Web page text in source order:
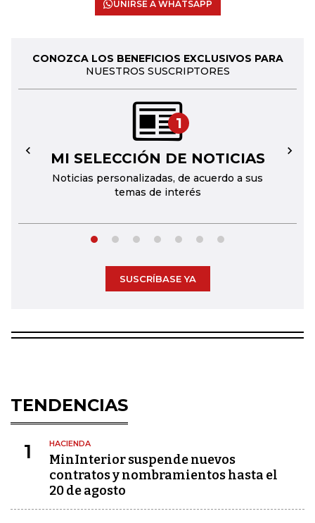
UNIRSE A WHATSAPP
CONOZCA LOS BENEFICIOS EXCLUSIVOS PARA
NUESTROS SUSCRIPTORES
1
MI SELECCIÓN DE NOTICIAS
Noticias personalizadas, de acuerdo a sus
temas de interés
← →
SUSCRÍBASE YA
TENDENCIAS
1 HACIENDA
MinInterior suspende nuevos
contratos y nombramientos hasta el
20 de agosto